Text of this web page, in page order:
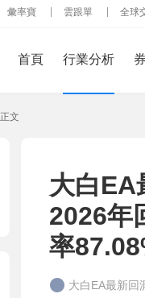
彙率寶 雲跟單 全球
首頁 行業分析
正文
大白
2026年
率
大白EA最新回